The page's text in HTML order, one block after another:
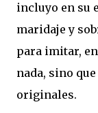
incluyo en su
maridaje y
para imitar,
nada, sino
originales.